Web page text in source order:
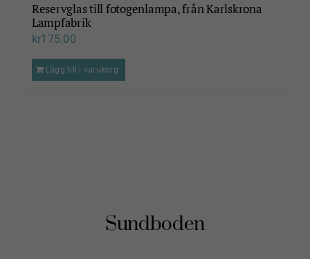
Reservglas till fotogenlampa, från Karlskrona
Lampfabrik
kr175.00
Lägg till i varukorg
Sundboden